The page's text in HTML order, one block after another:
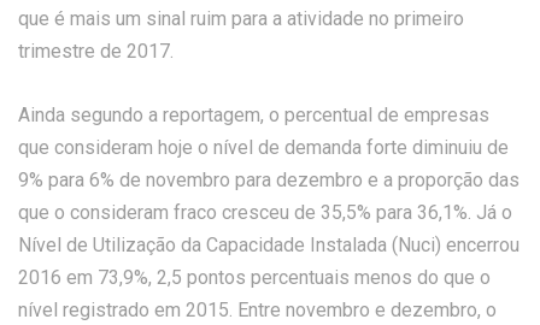
que é mais um sinal ruim para a atividade no primeiro
trimestre de 2017.
Ainda segundo a reportagem, o percentual de empresas
que consideram hoje o nível de demanda forte diminuiu de
9% para 6% de novembro para dezembro e a proporção das
que o consideram fraco cresceu de 35,5% para 36,1%. Já o
Nível de Utilização da Capacidade Instalada (Nuci) encerrou
2016 em 73,9%, 2,5 pontos percentuais menos do que o
nível registrado em 2015. Entre novembro e dezembro, o